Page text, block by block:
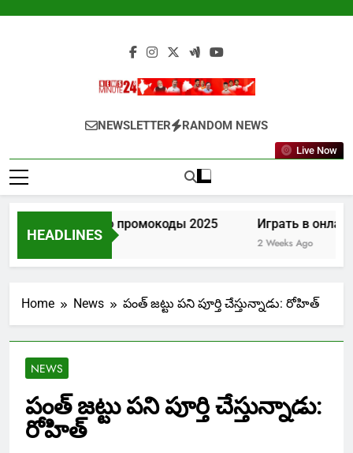
Newsminute24
Get All Updated Telugu News
NEWSLETTER RANDOM NEWS
Live Now
HEADLINES
Лев казино промокоды 2025
1 Week Ago
Играть в
2 Weeks Ago
Home News పంత్ జట్టు పని పూర్తి చేస్తున్నాడు: రోహిత్
NEWS
పంత్ జట్టు పని పూర్తి చేస్తున్నాడు:
రోహిత్